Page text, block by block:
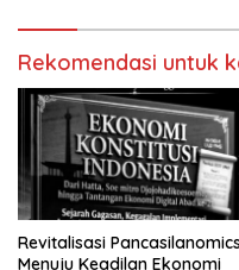
Rekomendasi untuk
Revitalisasi Pancasilanomics
Menuju Keadilan Ekonomi